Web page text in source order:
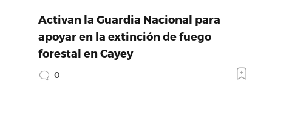
Activan la Guardia Nacional para
apoyar en la extinción de fuego
forestal en Cayey
0